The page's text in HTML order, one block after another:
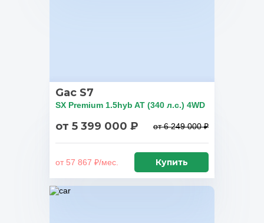
Gac S7
SX Premium 1.5hyb AT (340 л.с.) 4WD
от 5 399 000 ₽ от 6 249 000 ₽
от 57 867 ₽/мес. Купить